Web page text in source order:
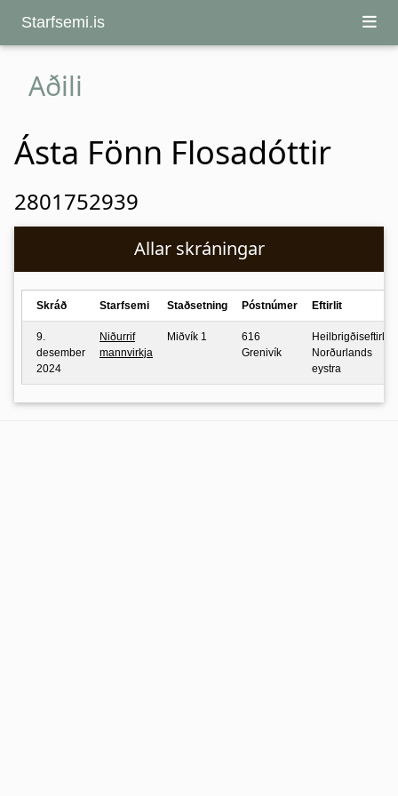
Starfsemi.is
Aðili
Ásta Fönn Flosadóttir
2801752939
Allar skráningar
Skráð Starfsemi Staðsetning Póstnúmer Eftirlit
9.
desember
2024
Niðurrif
mannvirkja
Miðvík 1
616
Grenivík
Heilbrigðiseftirlit
Norðurlands
eystra